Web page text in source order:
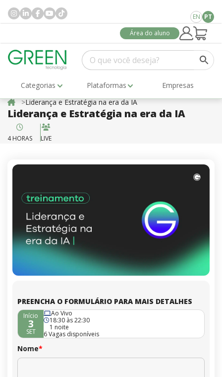
EN PT
Área do aluno
Categorias Plataformas
Empresas
Liderança e Estratégia na era da IA
Liderança e Estratégia na era da IA
4 HORAS LIVE
PREENCHA O FORMULÁRIO PARA MAIS DETALHES
Início
3
SET
Ao Vivo
18:30 às 22:30
1 noite
6 Vagas disponíveis
Nome*